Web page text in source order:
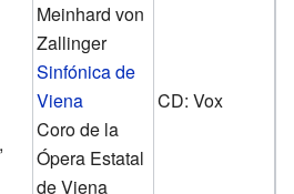
Meinhard von
Zallinger
Sinfónica de
Viena
Coro de la
Ópera Estatal
de Viena
CD: Vox